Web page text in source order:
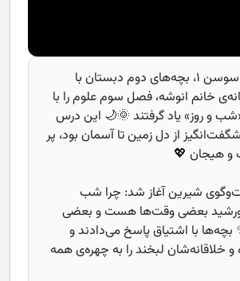
در کلاس پرشور سوسن ۱، بچه‌های دوم دبستان با
خانم انوشه، فصل سوم علوم را با
و روز» یاد گرفتند 🌞🌙 این درس
از دل زمین تا آسمان بود، پر
هیجان 💖
شیرین آغاز شد: چرا شب
بعضی وقت‌ها هست و بعضی
با اشتیاق پاسخ می‌دادند و
خلاقانه‌شان لبخند را به چهره‌ی همه